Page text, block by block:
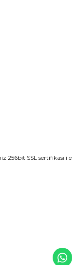
256bit SSL sertifikası ile